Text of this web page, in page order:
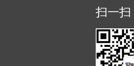
扫一扫